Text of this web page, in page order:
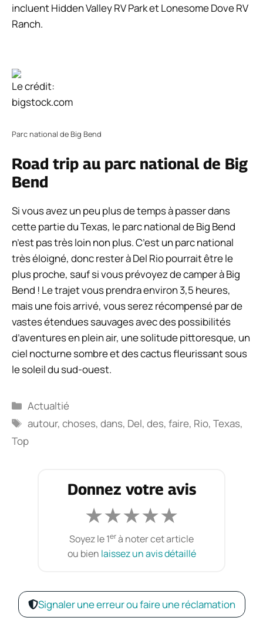
incluent Hidden Valley RV Park et Lonesome Dove RV
Ranch.
Le crédit:
bigstock.com
Parc national de Big Bend
Road trip au parc national de Big
Bend
Si vous avez un peu plus de temps à passer dans
cette partie du Texas, le parc national de Big Bend
n’est pas très loin non plus. C’est un parc national
très éloigné, donc rester à Del Rio pourrait être le
plus proche, sauf si vous prévoyez de camper à Big
Bend ! Le trajet vous prendra environ 3,5 heures,
mais une fois arrivé, vous serez récompensé par de
vastes étendues sauvages avec des possibilités
d’aventures en plein air, une solitude pittoresque, un
ciel nocturne sombre et des cactus fleurissant sous
le soleil du sud-ouest.
Catégories
Actualtié
Étiquettes
autour,choses,dans, Del,des,faire, Rio,Texas,
Top
Donnez votre avis
★★★★★
Soyez le 1erà noter cet article
ou bien laissez un avis détaillé
Signaler une erreur ou faire une réclamation